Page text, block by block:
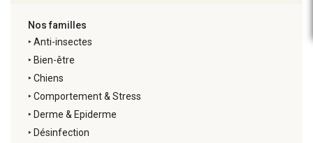
Nos familles
‣Anti-insectes
‣ Bien-être
‣Chiens
‣Comportement & Stress
‣ Derme & Epiderme
‣ Désinfection